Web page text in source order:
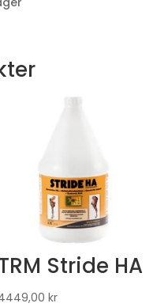
Stride HA
kr